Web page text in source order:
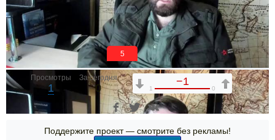
5
Просмотры
1
За сегодня
0
−1
1 0
Поддержите проект — смотрите без рекламы!